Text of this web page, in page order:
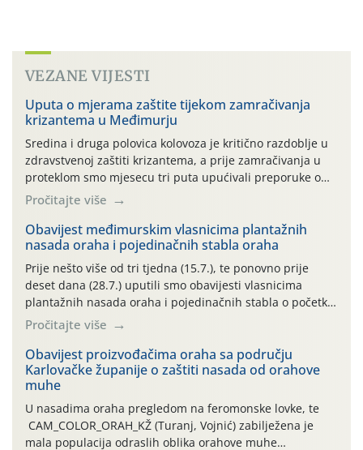
VEZANE VIJESTI
Uputa o mjerama zaštite tijekom zamračivanja
krizantema u Međimurju
Sredina i druga polovica kolovoza je kritično razdoblje u
zdravstvenoj zaštiti krizantema, a prije zamračivanja u
proteklom smo mjesecu tri puta upućivali preporuke o
preventivnim mjerama zaštite krizantema od najčešćih
uzročnika bolesti, štetnika i fito-fagnih grinja (23.7., 14.7.,
06.7.)! Na početku ovog mjeseca je zabilježeno je
povijesno i ekstremno vruće meteorološko razdoblje, uz
najviše temperature […]
Pročitajte više
Obavijest međimurskim vlasnicima plantažnih
nasada oraha i pojedinačnih stabla oraha
Prije nešto više od tri tjedna (15.7.), te ponovno prije
deset dana (28.7.) uputili smo obavijesti vlasnicima
plantažnih nasada oraha i pojedinačnih stabla o početku
leta i ovogodišnjoj potrebi usmjerenog suzbijanja
orahove muhe (Rhagoletis completa)! Već dvanaest dana
traje drugi ovogodišnji “toplinski udar”, koji naročito
izražen zadnja šest dana (31.7.-05.8.), jer najviše
temperature zraka svakodnevno […]
Pročitajte više
Obavijest proizvođačima oraha sa području
Karlovačke županije o zaštiti nasada od orahove
muhe
U nasadima oraha pregledom na feromonske lovke, te
CAM_COLOR_ORAH_KŽ (Turanj, Vojnić) zabilježena je
mala populacija odraslih oblika orahove muhe